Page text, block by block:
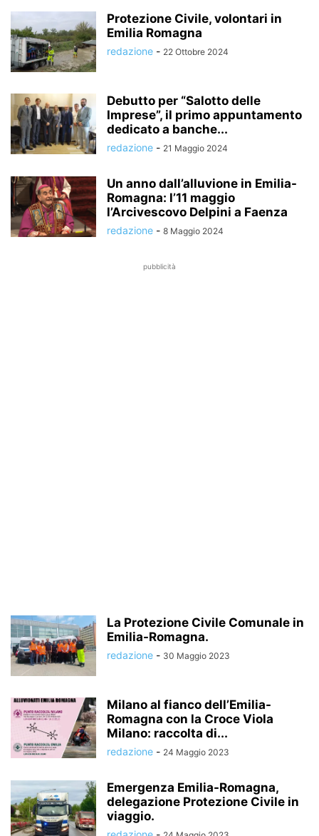
Protezione Civile, volontari in
Emilia Romagna
redazione - 22 Ottobre 2024
Debutto per “Salotto delle
Imprese”, il primo appuntamento
dedicato a banche...
redazione - 21 Maggio 2024
Un anno dall’alluvione in Emilia-
Romagna: l’11 maggio
l’Arcivescovo Delpini a Faenza
redazione - 8 Maggio 2024
pubblicità
La Protezione Civile Comunale in
Emilia-Romagna.
redazione - 30 Maggio 2023
Milano al fianco dell’Emilia-
Romagna con la Croce Viola
Milano: raccolta di...
redazione - 24 Maggio 2023
Emergenza Emilia-Romagna,
delegazione Protezione Civile in
viaggio.